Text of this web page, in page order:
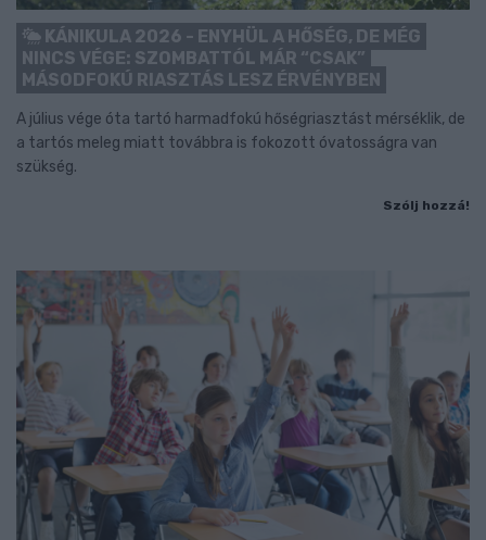
KÁNIKULA 2026 - ENYHÜL A HŐSÉG, DE MÉG
NINCS VÉGE: SZOMBATTÓL MÁR “CSAK”
MÁSODFOKÚ RIASZTÁS LESZ ÉRVÉNYBEN
A július vége óta tartó harmadfokú hőségriasztást mérséklik, de
a tartós meleg miatt továbbra is fokozott óvatosságra van
szükség.
Szólj hozzá!